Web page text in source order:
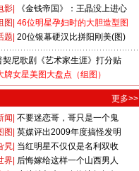
影
《金钱帝国》：王晶没上进心
图 46位明星孕妇时的大胆造型图
题 20位银幕硬汉比拼阳刚美(图)
契尼歌剧《艺术家生涯》打分贴
女星美图大盘点（组图）
更多>>
闻 不要迷恋哥，哥只是一个鬼
图 英媒评出2009年度搞怪发明
旯 当红明星不仅仅是名利双收
界 后悔嫁给这样一个山西男人